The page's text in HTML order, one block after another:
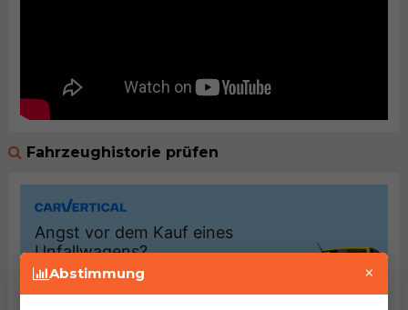
Fahrzeughistorie prüfen
Abstimmung ×